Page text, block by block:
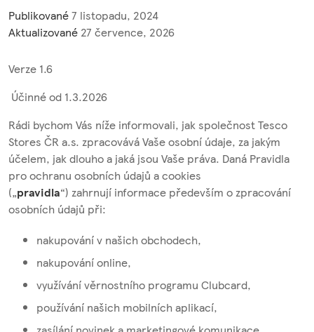
Publikované7 listopadu, 2024
Aktualizované 27 července, 2026
Verze 1.6
Účinné od 1.3.2026
Rádi bychom Vás níže informovali, jak společnost Tesco
Stores ČR a.s. zpracovává Vaše osobní údaje, za jakým
účelem, jak dlouho a jaká jsou Vaše práva. Daná Pravidla
pro ochranu osobních údajů a cookies
(„pravidla“) zahrnují informace především o zpracování
osobních údajů při:
nakupování v našich obchodech,
nakupování online,
využívání věrnostního programu Clubcard,
používání našich mobilních aplikací,